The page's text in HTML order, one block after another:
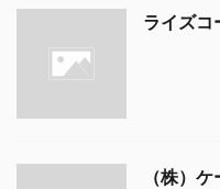
ライズコ
（株）